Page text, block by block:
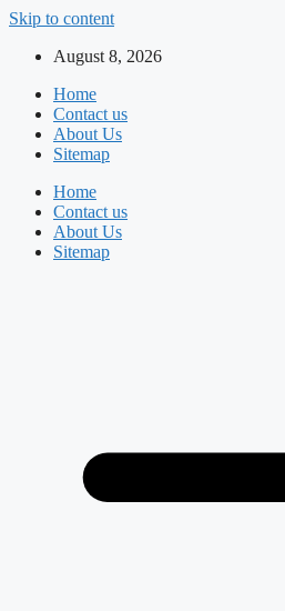
Skip to content
August 8, 2026
Home
Contact us
About Us
Sitemap
Home
Contact us
About Us
Sitemap